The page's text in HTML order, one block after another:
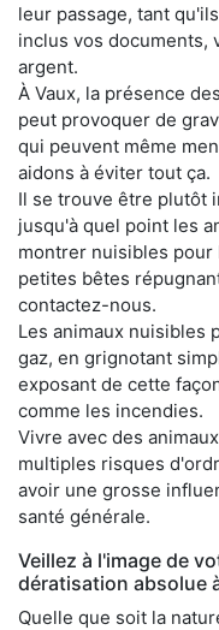
leur passage, tant
inclus vos documents,
argent.
À Vaux, la présence
peut provoquer de
qui peuvent même
aidons à éviter tout ça.
Il se trouve être plutôt
jusqu'à quel point les
montrer nuisibles pour
petites bêtes
contactez-nous.
Les animaux nuisibles
gaz, en grignotant
exposant de cette
comme les incendies.
Vivre avec des
multiples risques
avoir une grosse
santé générale.
Veillez à l'image de
dératisation absolue
Quelle que soit la